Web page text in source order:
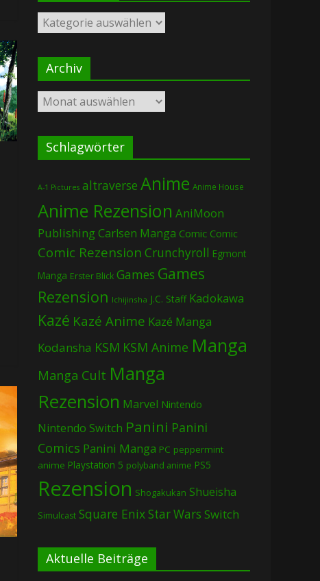
Kategorien
Archiv
Archiv
Schlagwörter
A-1 Pictures altraverse Anime Anime House
Anime Rezension AniMoon
PublishingCarlsen Manga Comic Comic
Comic Rezension Crunchyroll Egmont
Manga Erster Blick Games Games
Rezension Ichijinsha J.C. Staff Kadokawa
Kazé Kazé Anime Kazé Manga
Kodansha KSM KSM Anime Manga
Manga Cult Manga
Rezension Marvel Nintendo
Nintendo Switch Panini Panini
Comics Panini Manga PC peppermint
anime Playstation 5 polyband anime PS5
Rezension Shogakukan Shueisha
Simulcast Square EnixStar Wars Switch
Aktuelle Beiträge